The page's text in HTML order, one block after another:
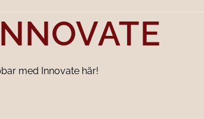
med Innovate här!